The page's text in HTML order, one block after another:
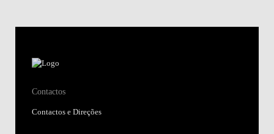
Contactos
Contactos e Direções